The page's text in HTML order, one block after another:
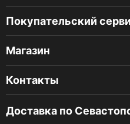
Покупательский
Магазин
Контакты
Доставка по